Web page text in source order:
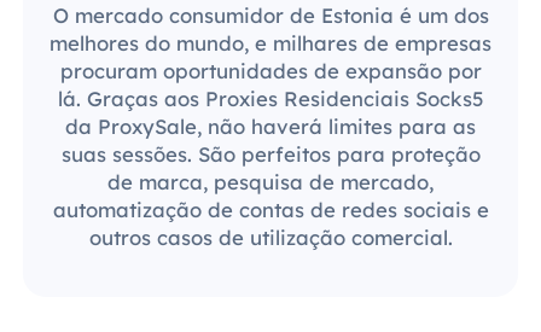
O mercado consumidor de Estonia é um dos
melhores do mundo, e milhares de empresas
procuram oportunidades de expansão por
lá. Graças aos Proxies Residenciais Socks5
da ProxySale, não haverá limites para as
suas sessões. São perfeitos para proteção
de marca, pesquisa de mercado,
automatização de contas de redes sociais e
outros casos de utilização comercial.